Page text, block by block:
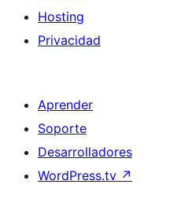
Hosting
Privacidad
Aprender
Soporte
Desarrolladores
WordPress.tv ↗